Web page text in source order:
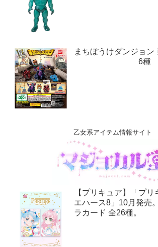
まちぼうけダンジョン
6種
乙女系アイテム情報サイト
【プリキュア】「プ
エハース8」10月発売
ラカード 全26種。